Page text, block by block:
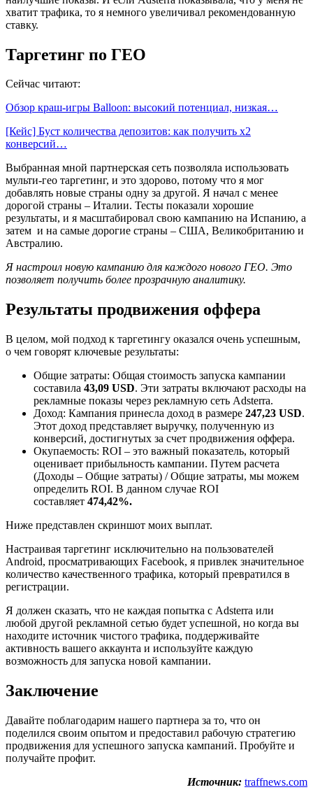
хватит трафика, то я немного увеличивал рекомендованную
ставку.
Таргетинг по ГЕО
Сейчас читают:
Обзор краш-игры Balloon: высокий потенциал, низкая…
[Кейс] Буст количества депозитов: как получить х2
конверсий…
Выбранная мной партнерская сеть позволяла использовать
мульти-гео таргетинг, и это здорово, потому что я мог
добавлять новые страны одну за другой. Я начал с менее
дорогой страны – Италии. Тесты показали хорошие
результаты, и я масштабировал свою кампанию на Испанию, а
затем и на самые дорогие страны – США, Великобританию и
Австралию.
Я настроил новую кампанию для каждого нового ГЕО. Это
позволяет получить более прозрачную аналитику.
Результаты продвижения оффера
В целом, мой подход к таргетингу оказался очень успешным,
о чем говорят ключевые результаты:
Общие затраты: Общая стоимость запуска кампании
составила 43,09 USD. Эти затраты включают расходы на
рекламные показы через рекламную сеть Adsterra.
Доход: Кампания принесла доход в размере 247,23 USD.
Этот доход представляет выручку, полученную из
конверсий, достигнутых за счет продвижения оффера.
Окупаемость: ROI – это важный показатель, который
оценивает прибыльность кампании. Путем расчета
(Доходы – Общие затраты) / Общие затраты, мы можем
определить ROI. В данном случае ROI
составляет 474,42%.
Ниже представлен скриншот моих выплат.
Настраивая таргетинг исключительно на пользователей
Android, просматривающих Facebook, я привлек значительное
количество качественного трафика, который превратился в
регистрации.
Я должен сказать, что не каждая попытка с Adsterra или
любой другой рекламной сетью будет успешной, но когда вы
находите источник чистого трафика, поддерживайте
активность вашего аккаунта и используйте каждую
возможность для запуска новой кампании.
Заключение
Давайте поблагодарим нашего партнера за то, что он
поделился своим опытом и предоставил рабочую стратегию
продвижения для успешного запуска кампаний. Пробуйте и
получайте профит.
Источник: traffnews.com